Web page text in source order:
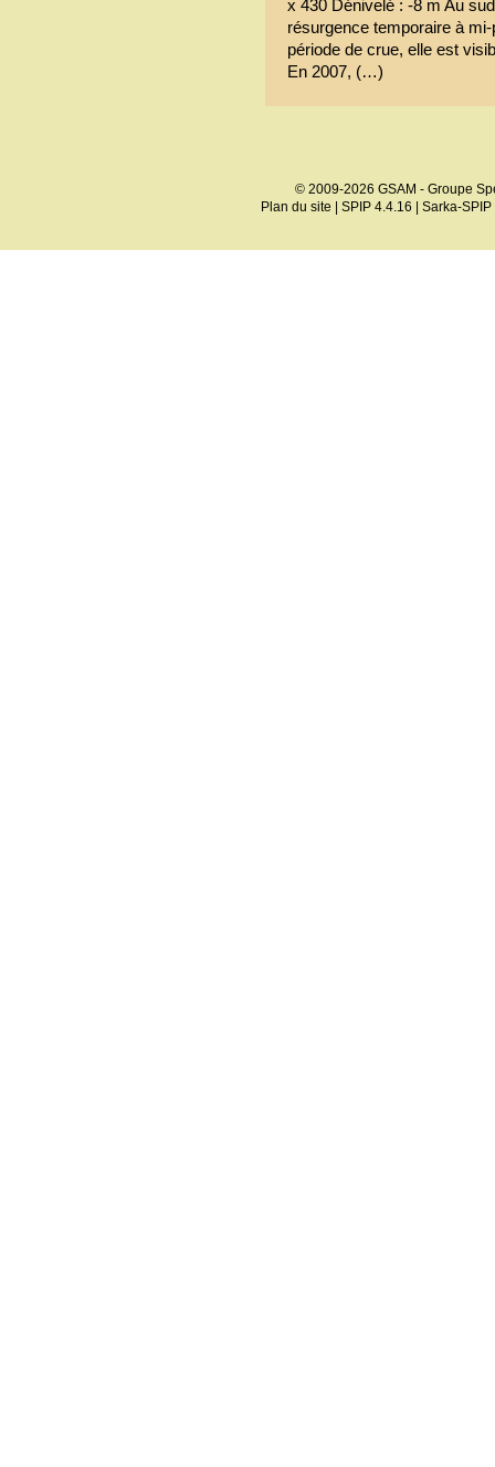
x 430 Dénivelé : -8 m Au
résurgence temporaire à
période de crue, elle est
En 2007, (…)
© 2009-2026 GSAM - Groupe
Plan du site
SPIP 4.4.16 Sarka-SPIP